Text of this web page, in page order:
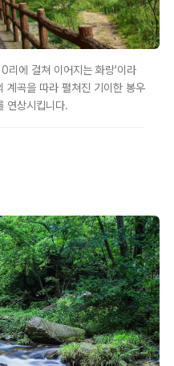
리에 걸쳐 이어지는 화랑'이라
계곡을 따라 펼쳐진 기이한 봉우
연상시킵니다.